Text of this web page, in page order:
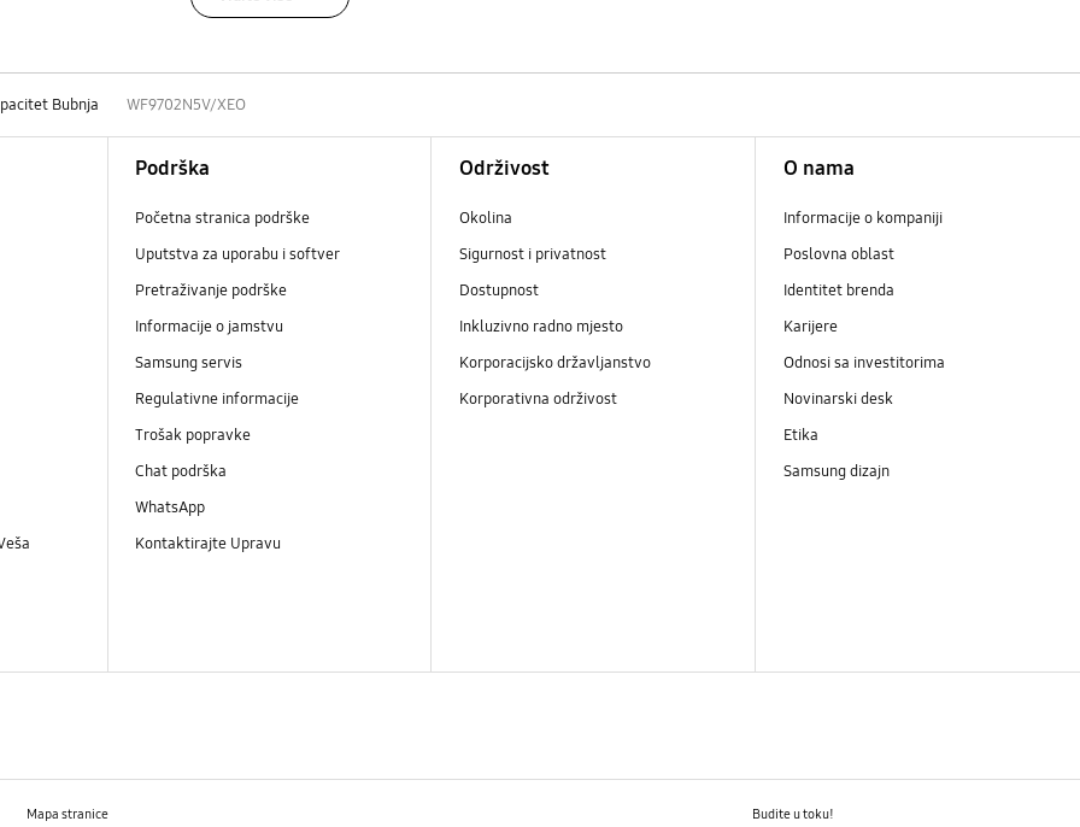
Bubnja WF9702N5V/XEO
Podrška
Početna stranica podrške
Uputstva za uporabu i softver
Pretraživanje podrške
Informacije o jamstvu
Samsung servis
Regulativne informacije
Trošak popravke
Chat podrška
WhatsApp
Kontaktirajte Upravu
Održivost
Okolina
Sigurnost i privatnost
Dostupnost
Inkluzivno radno mjesto
Korporacijsko državljanstvo
Korporativna održivost
O nama
Informacije o kompaniji
Poslovna oblast
Identitet brenda
Karijere
Odnosi sa investitorima
Novinarski desk
Etika
Samsung dizajn
Mapa stranice Budite u toku!